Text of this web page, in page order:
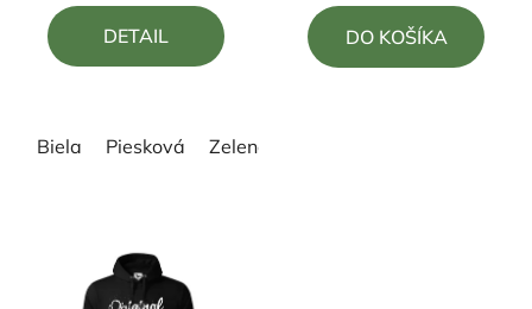
5,0
z
DETAIL
Biela Piesková Zelená
5,0
z
DO KOŠÍKA